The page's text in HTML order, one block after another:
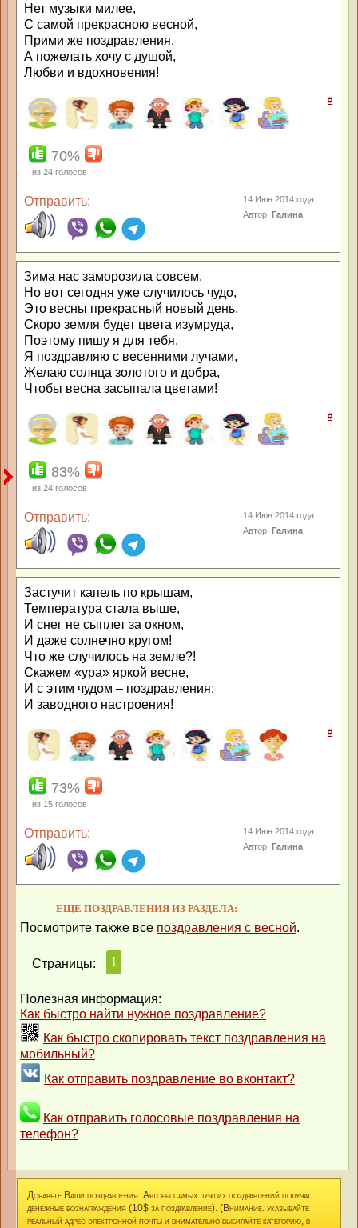
Нет музыки милее,
С самой прекрасною весной,
Прими же поздравления,
А пожелать хочу с душой,
Любви и вдохновения!
#
70%
из 24 голосов
Отправить:
14 Июн 2014 года
Автор:Галина
Зима нас заморозила совсем,
Но вот сегодня уже случилось чудо,
Это весны прекрасный новый день,
Скоро земля будет цвета изумруда,
Поэтому пишу я для тебя,
Я поздравляю с весенними лучами,
Желаю солнца золотого и добра,
Чтобы весна засыпала цветами!
#
83%
из 24 голосов
Отправить:
14 Июн 2014 года
Автор:Галина
Застучит капель по крышам,
Температура стала выше,
И снег не сыплет за окном,
И даже солнечно кругом!
Что же случилось на земле?!
Скажем «ура» яркой весне,
И с этим чудом – поздравления:
И заводного настроения!
#
73%
из 15 голосов
Отправить:
14 Июн 2014 года
Автор:Галина
ЕЩЕ ПОЗДРАВЛЕНИЯ ИЗ РАЗДЕЛА:
Посмотрите также все поздравления с весной.
Страницы: 1
Полезная информация:
Как быстро найти нужное поздравление?
Как быстро скопировать текст поздравления на
мобильный?
Как отправить поздравление во вконтакт?
Как отправить голосовые поздравления на
телефон?
Добавьте Ваши поздравления. Авторы самых лучших поздравлений получат
денежные вознаграждения (10$ за поздравление). (Внимание: указывайте
реальный адрес электронной почты и внимательно выбирайте категорию, в